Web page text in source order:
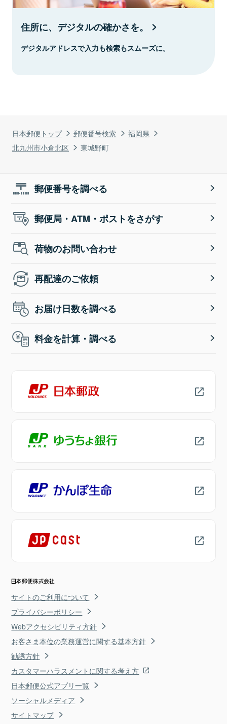
日本郵便トップ 郵便番号検索
福岡県
北九州市小倉北区
東城野町
住所に、デジタルの確かさを。
デジタルアドレスで入力も検索もスムーズに。
郵便番号を調べる
郵便局・ATM・ポストをさがす
荷物のお問い合わせ
再配達のご依頼
お届け日数を調べる
料金を計算・調べる
サイトのご利用について
プライバシーポリシー
Webアクセシビリティ方針
お客さま本位の業務運営に関する基本方針
勧誘方針
カスタマーハラスメントに関する考え方
日本郵便公式アプリ一覧
ソーシャルメディア
サイトマップ